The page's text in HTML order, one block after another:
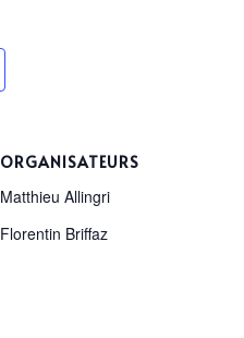
ORGANISATEURS
Matthieu Allingri
Florentin Briffaz